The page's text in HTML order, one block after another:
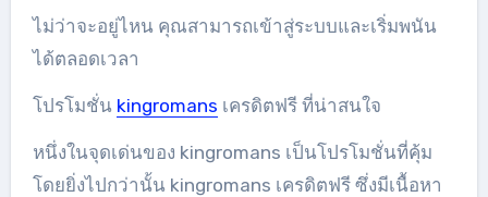
ไม่ว่าจะอยู่ไหน คุณสามารถเข้าสู่ระบบและเริ่มพนัน
ได้ตลอดเวลา
โปรโมชั่น kingromans เครดิตฟรี ที่น่าสนใจ
หนึ่งในจุดเด่นของ kingromans เป็นโปรโมชั่นที่คุ้ม
โดยยิ่งไปกว่านั้น kingromans เครดิตฟรี ซึ่งมีเนื้อหา